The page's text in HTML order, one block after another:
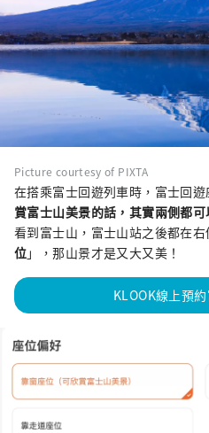
Picture courtesy of PIXTA
在搭乘富士回遊列車時，富士回
賞富士山美景的話，其實兩側都可
看到富士山，富士山站之後都在
位」，那山景才是又大又美！
KLOOK線上預